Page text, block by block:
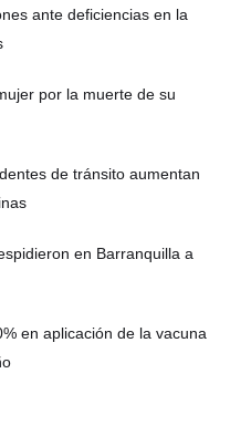
ante deficiencias en la
por la muerte de su
de tránsito aumentan
en Barranquilla a
en aplicación de la vacuna